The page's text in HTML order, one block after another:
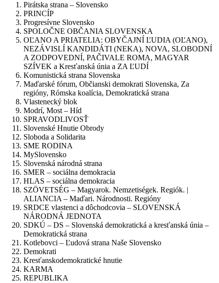
Pirátska strana – Slovensko
PRINCÍP
Progresívne Slovensko
SPOLOČNE OBČANIA SLOVENSKA
OĽANO A PRIATELIA: OBYČAJNÍ ĽUDIA (OĽANO),
NEZÁVISLÍ KANDIDÁTI (NEKA), NOVA, SLOBODNÍ
A ZODPOVEDNÍ, PAČIVALE ROMA, MAGYAR
SZÍVEK a Kresťanská únia a ZA ĽUDÍ
Komunistická strana Slovenska
Maďarské fórum, Občianski demokrati Slovenska, Za
regióny, Rómska koalícia, Demokratická strana
Vlastenecký blok
Modrí, Most – Híd
SPRAVODLIVOSŤ
Slovenské Hnutie Obrody
Sloboda a Solidarita
SME RODINA
MySlovensko
Slovenská národná strana
SMER – sociálna demokracia
HLAS – sociálna demokracia
SZÖVETSÉG – Magyarok. Nemzetiségek. Regiók. |
ALIANCIA – Maďari. Národnosti. Regióny
SRDCE vlastenci a dôchodcovia – SLOVENSKÁ
NÁRODNÁ JEDNOTA
SDKÚ – DS – Slovenská demokratická a kresťanská únia –
Demokratická strana
Kotlebovci – Ľudová strana Naše Slovensko
Demokrati
Kresťanskodemokratické hnutie
KARMA
REPUBLIKA